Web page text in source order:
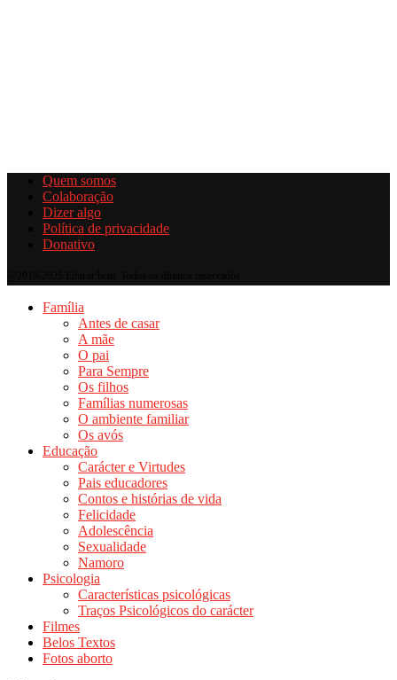
Quem somos
Colaboração
Dizer algo
Política de privacidade
Donativo
Família
Antes de casar
A mãe
O pai
Para Sempre
Os filhos
Famílias numerosas
O ambiente familiar
Os avós
Educação
Carácter e Virtudes
Pais educadores
Contos e histórias de vida
Felicidade
Adolescência
Sexualidade
Namoro
Psicologia
Características psicológicas
Traços Psicológicos do carácter
Filmes
Belos Textos
Fotos aborto